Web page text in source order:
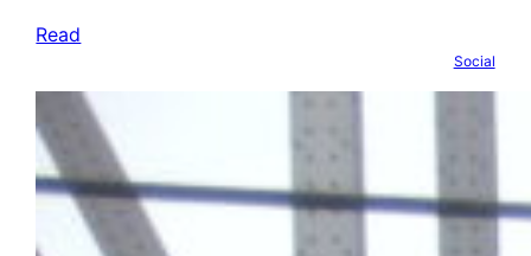
Read
Social